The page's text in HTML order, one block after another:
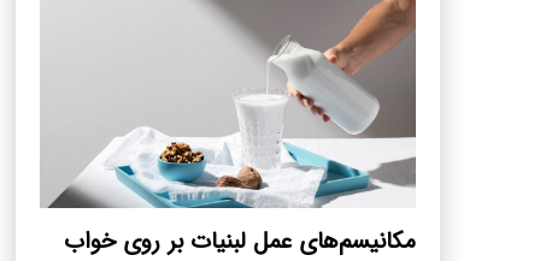
مکانیسم‌های عمل لبنیات بر روی خواب